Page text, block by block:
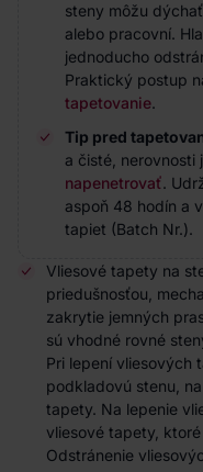
steny môžu
alebo pracovní.
jednoducho
Praktický postup
tapetovanie.
Tip pred
a čisté, nerovnosti
napenetrovať.
aspoň 48 hodín a
tapiet (Batch Nr.).
Vliesové tapety na
priedušnosťou,
zakrytie jemných
sú vhodné rovné
Pri lepení vliesových
podkladovú stenu,
tapety. Na lepenie
vliesové tapety,
Odstránenie